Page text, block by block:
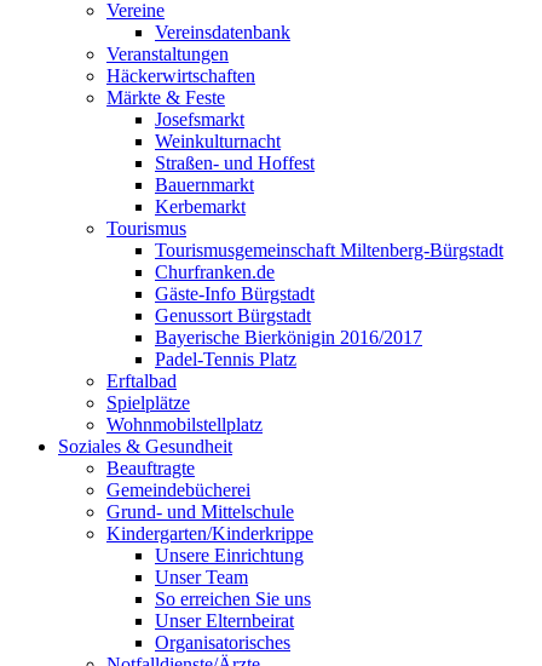
Vereine
Vereinsdatenbank
Veranstaltungen
Häckerwirtschaften
Märkte & Feste
Josefsmarkt
Weinkulturnacht
Straßen- und Hoffest
Bauernmarkt
Kerbemarkt
Tourismus
Tourismusgemeinschaft Miltenberg-Bürgstadt
Churfranken.de
Gäste-Info Bürgstadt
Genussort Bürgstadt
Bayerische Bierkönigin 2016/2017
Padel-Tennis Platz
Erftalbad
Spielplätze
Wohnmobilstellplatz
Soziales & Gesundheit
Beauftragte
Gemeindebücherei
Grund- und Mittelschule
Kindergarten/Kinderkrippe
Unsere Einrichtung
Unser Team
So erreichen Sie uns
Unser Elternbeirat
Organisatorisches